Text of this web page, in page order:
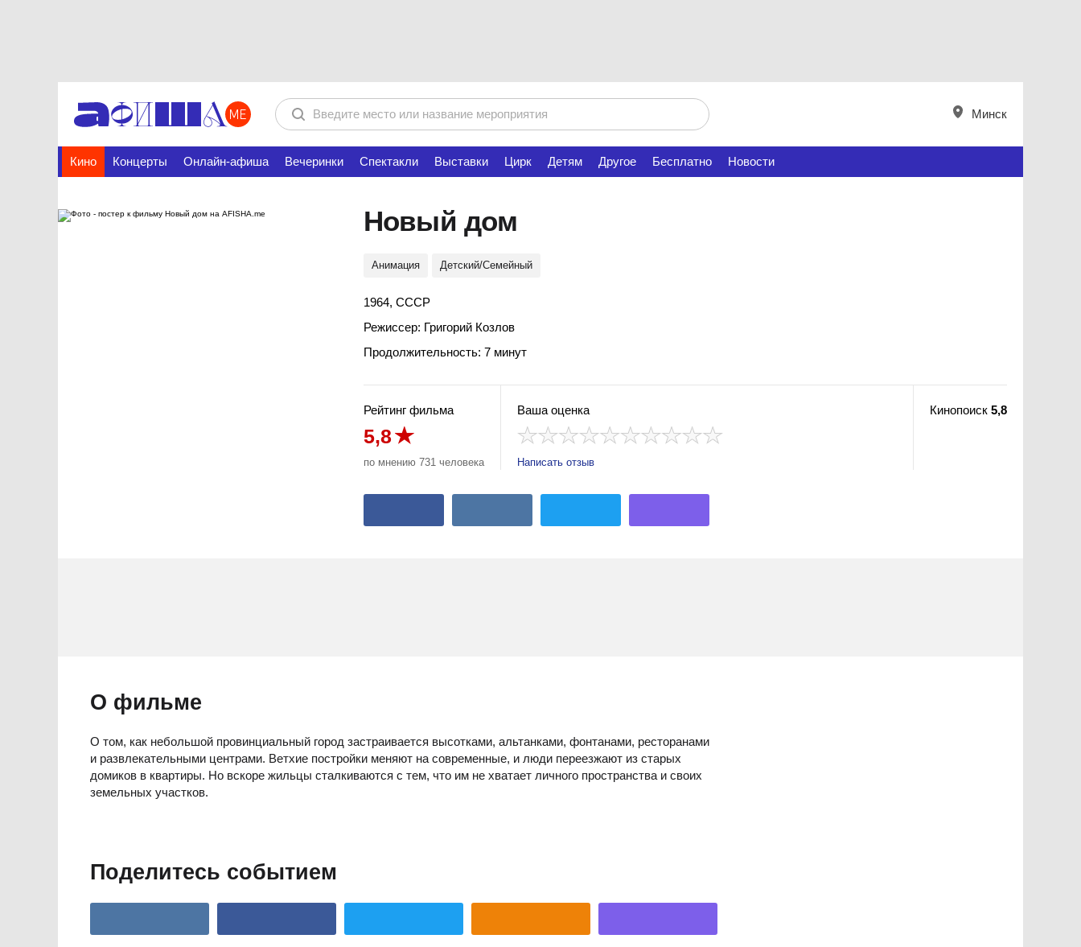
Минск
Кино Концерты Онлайн-афиша Вечеринки Спектакли Выставки Цирк Детям Другое Бесплатно Новости
Новый дом
Анимация Детский/Семейный
1964, СССР
Режиссер: Григорий Козлов
Продолжительность: 7 минут
Рейтинг фильма
5,8
по мнению 731 человека
Ваша оценка
Написать отзыв
Кинопоиск 5,8
О фильме
О том, как небольшой провинциальный город застраивается высотками, альтанками, фонтанами, ресторанами
и развлекательными центрами. Ветхие постройки меняют на современные, и люди переезжают из старых
домиков в квартиры. Но вскоре жильцы сталкиваются с тем, что им не хватает личного пространства и своих
земельных участков.
Поделитесь событием